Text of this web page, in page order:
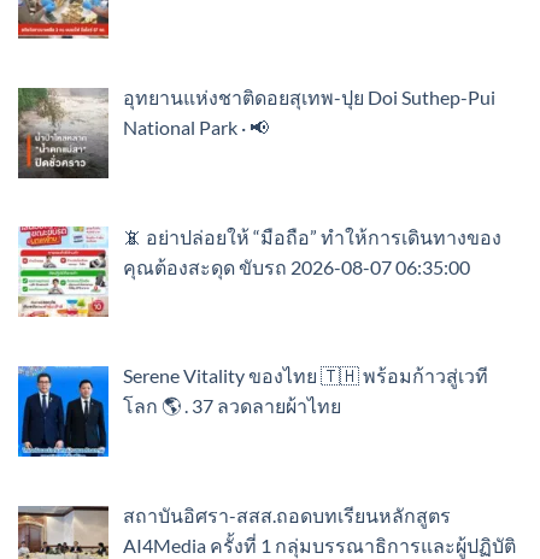
อุทยานแห่งชาติดอยสุเทพ-ปุย Doi Suthep-Pui
National Park · 📢
📵 อย่าปล่อยให้ “มือถือ” ทำให้การเดินทางของ
คุณต้องสะดุด ขับรถ 2026-08-07 06:35:00
Serene Vitality ของไทย 🇹🇭 พร้อมก้าวสู่เวที
โลก 🌎 . 37 ลวดลายผ้าไทย
สถาบันอิศรา-สสส.ถอดบทเรียนหลักสูตร
AI4Media ครั้งที่ 1 กลุ่มบรรณาธิการและผู้ปฏิบัติ